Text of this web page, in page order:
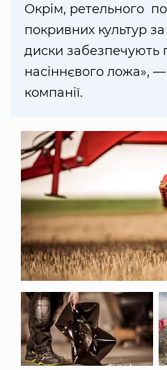
Окрім, ретельного
покривних культур
диски забезпечують
насіннєвого ложа»,
компанії.